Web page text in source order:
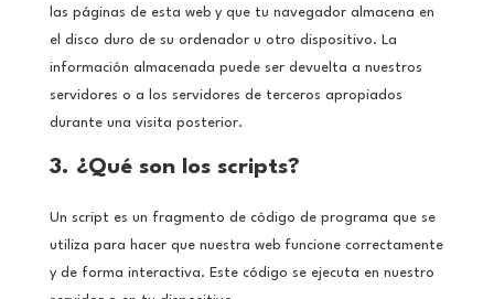
las páginas de esta web y que tu navegador almacena en
el disco duro de su ordenador u otro dispositivo. La
información almacenada puede ser devuelta a nuestros
servidores o a los servidores de terceros apropiados
durante una visita posterior.
3. ¿Qué son los scripts?
Un script es un fragmento de código de programa que se
utiliza para hacer que nuestra web funcione correctamente
y de forma interactiva. Este código se ejecuta en nuestro